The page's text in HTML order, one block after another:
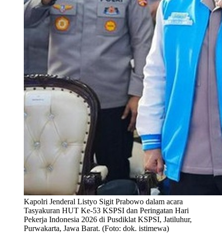
Kapolri Jenderal Listyo Sigit Prabowo dalam acara
Tasyakuran HUT Ke-53 KSPSI dan Peringatan Hari
Pekerja Indonesia 2026 di Pusdiklat KSPSI, Jatiluhur,
Purwakarta, Jawa Barat. (Foto: dok. istimewa)